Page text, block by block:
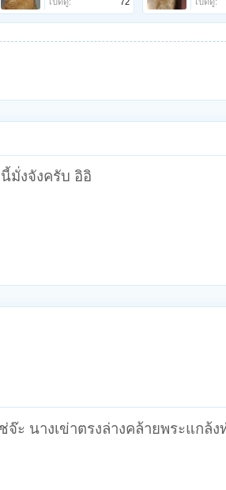
มั่งจังครับ อิอิ
จ๊ะ นางเข่าตรงล่างคล้ายพระแกล้ง